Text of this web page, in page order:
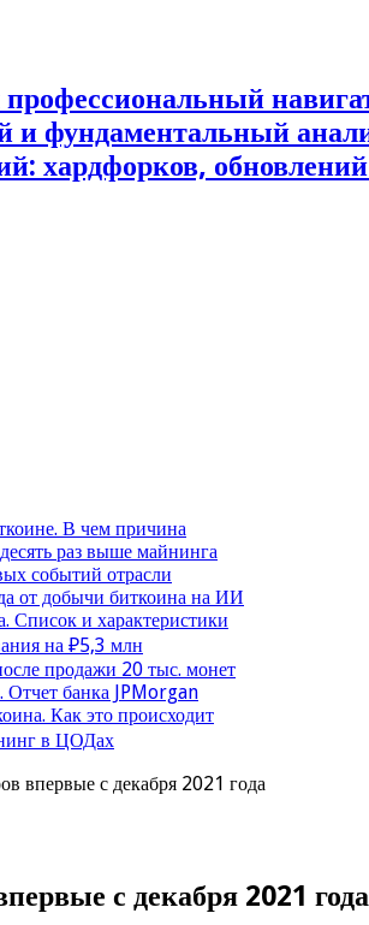
и фундаментальный
хардфорков,
В чем причина
раз выше майнинга
событий отрасли
от добычи биткоина на ИИ
Список и характеристики
на ₽5,3 млн
продажи 20 тыс. монет
Отчет банка JPMorgan
Как это происходит
в ЦОДах
впервые с декабря 2021 года
с декабря 2021 года